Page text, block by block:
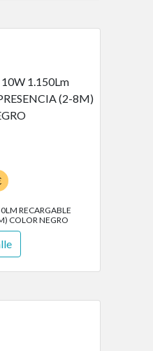
RECARGABLE
COLOR NEGRO